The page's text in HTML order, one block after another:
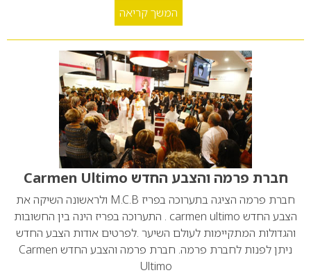
המשך קריאה
חברת פרמה והצבע החדש Carmen Ultimo
חברת פרמה הציגה בתערוכה בפריז M.C.B ולראשונה השיקה את
הצבע החדש carmen ultimo . התערוכה בפריז הינה בין החשובות
והגדולות המתקיימות לעולם השיער .לפרטים אודות הצבע החדש
ניתן לפנות לחברת פרמה. חברת פרמה והצבע החדש Carmen
Ultimo